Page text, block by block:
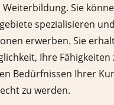
Sie
spezialisieren
erwerben. Sie
Ihre Fähigkeiten
Bedürfnissen Ihrer
zu werden.